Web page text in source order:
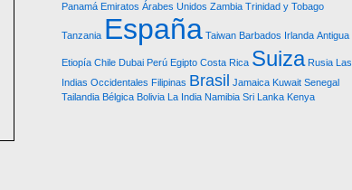
Panamá Emiratos Árabes Unidos Zambia Trinidad y Tobago
Tanzania España Taiwan Barbados Irlanda Antigua
Etiopía Chile Dubai Perú Egipto Costa Rica Suiza Rusia Las
Indias Occidentales Filipinas Brasil Jamaica Kuwait Senegal
Tailandia Bélgica Bolivia La India Namibia Sri Lanka Kenya